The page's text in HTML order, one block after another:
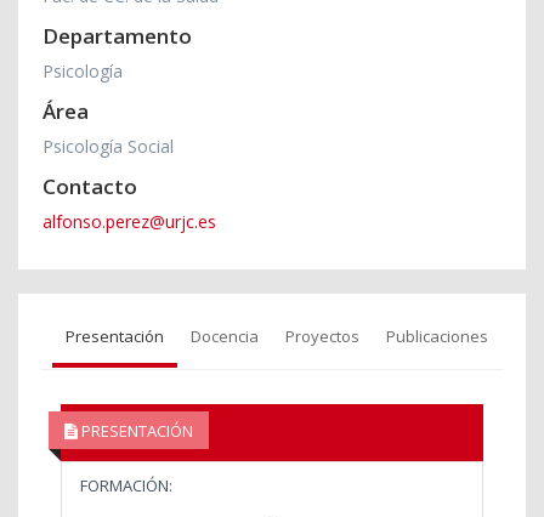
Departamento
Psicología
Área
Psicología Social
Contacto
alfonso.perez@urjc.es
Presentación Docencia Proyectos Publicaciones
PRESENTACIÓN
FORMACIÓN: